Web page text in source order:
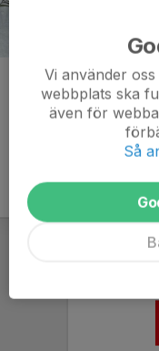
Kommentarer
Vi använder
webbplats ska
även för
Så